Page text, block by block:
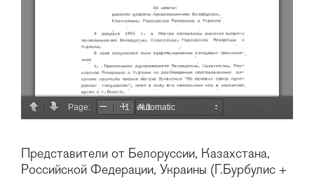
Представители от Белоруссии, Казахстана,
Российской Федерации, Украины (Г.Бурбулис +